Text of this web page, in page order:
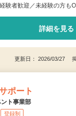
験者歓迎／未経験の方も
詳細を見る
更新日： 2026/03/27
ポート
ト事業部
登録制